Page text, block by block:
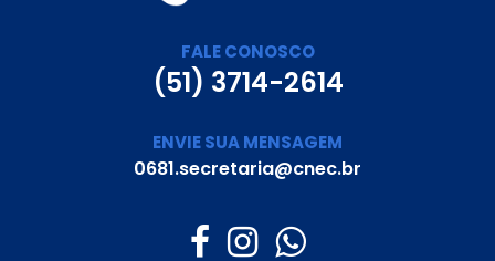
FALE CONOSCO
(51) 3714-2614
ENVIE SUA MENSAGEM
0681.secretaria@cnec.br